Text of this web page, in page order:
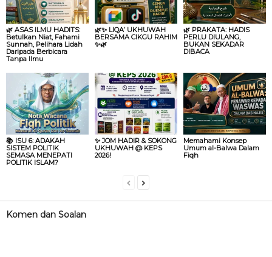
🌿 ASAS ILMU HADITS:
Betulkan Niat, Fahami
Sunnah, Pelihara Lidah
Daripada Berbicara
Tanpa Ilmu
🌿✨ LIQA’ UKHUWAH
BERSAMA CIKGU RAHIM
✨🌿
🌿 PRAKATA: HADIS
PERLU DIULANG,
BUKAN SEKADAR
DIBACA
📚 ISU 6: ADAKAH
SISTEM POLITIK
SEMASA MENEPATI
POLITIK ISLAM?
✨ JOM HADIR & SOKONG
UKHUWAH @ KEPS
2026!
Memahami Konsep
Umum al-Balwa Dalam
Fiqh
Komen dan Soalan